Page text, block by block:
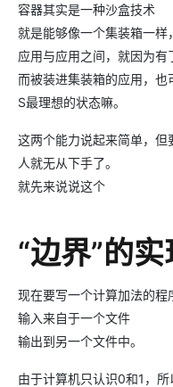
容器其实是一种沙盒技术
就是能够像一个集装箱一样
应用与应用之间，就因为
而被装进集装箱的应用，
S最理想的状态嘛。
这两个能力说起来简单，
人就无从下手了。
就先来说说这个
“边界”的
现在要写一个计算加法的程
输入来自于一个文件
输出到另一个文件中。
由于计算机只认识0和1，